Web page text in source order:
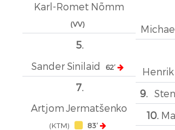
Karl-Romet Nõmm
(VV)
5.
Sander Sinilaid
62′
7.
Artjom Jermatšenko
(KTM) 83′
9.
10.